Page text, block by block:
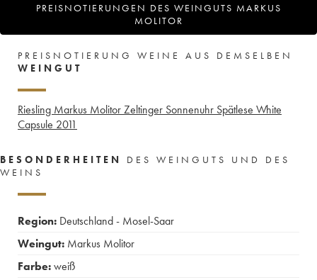
PREISNOTIERUNGEN DES WEINGUTS MARKUS
MOLITOR
PREISNOTIERUNG WEINE AUS DEMSELBEN
WEINGUT
Riesling Markus Molitor Zeltinger Sonnenuhr Spätlese White
Capsule 2011
BESONDERHEITEN
DES WEINGUTS UND DES
WEINS
Region: Deutschland - Mosel-Saar
Weingut: Markus Molitor
Farbe:weiß